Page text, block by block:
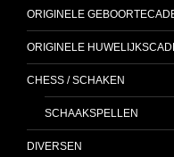
ORIGINELE
ORIGINELE
CHESS / SCHAKEN
SCHAAKSPELLEN
DIVERSEN